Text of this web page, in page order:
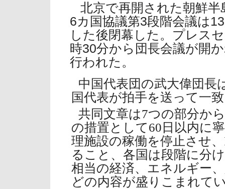
北京で再開された朝鮮半
6カ国協議第3段階会議は
した後閉幕した。プレス
時30分から団長会議が開
行われた。
中国代表団の武大偉団長
国代表が拍手を送って一
共同文章は7つの部分か
の措置として60日以内に
理施設の稼働を停止させ
ること、各国は段階に分
相当の経済、エネルギー
どの内容が盛りこまれて